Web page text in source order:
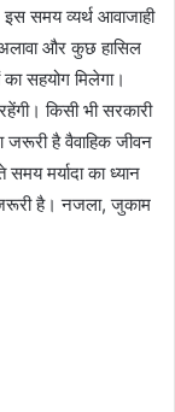
समय व्यर्थ आवाजाही
और कुछ हासिल
सहयोग मिलेगा।
किसी भी सरकारी
है वैवाहिक जीवन
मर्यादा का ध्यान
है। नजला, जुकाम